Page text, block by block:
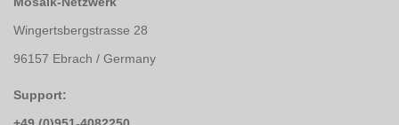
Wingertsbergstrasse 28
96157 Ebrach / Germany
Support: